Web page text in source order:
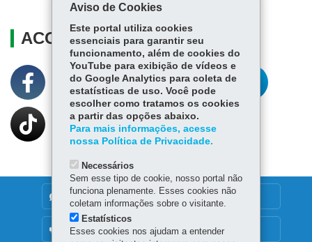
ACOMPANHE
DENUNCIE CORRUPÇÃO
OUVIDORIA
Aviso de Cookies
Este portal utiliza cookies
essenciais para garantir seu
funcionamento, além de cookies do
YouTube para exibição de vídeos e
do Google Analytics para coleta de
estatísticas de uso. Você pode
escolher como tratamos os cookies
a partir das opções abaixo.
Para mais informações, acesse
nossa Política de Privacidade.
Necessários
Sem esse tipo de cookie, nosso portal não
funciona plenamente. Esses cookies não
coletam informações sobre o visitante.
Estatísticos
Esses cookies nos ajudam a entender